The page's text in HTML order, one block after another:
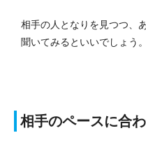
相手の人となりを見つつ、
聞いてみるといいでしょう。
相手のペースに合